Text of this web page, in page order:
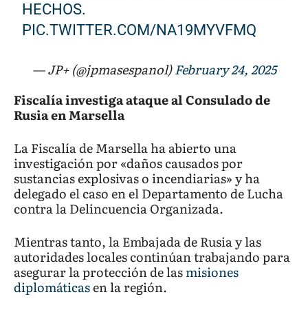
HECHOS.
PIC.TWITTER.COM/NA19MYVFMQ
— JP+ (@jpmasespanol)February 24, 2025
Fiscalía investiga ataque al Consulado de
Rusia en Marsella
La Fiscalía de Marsella ha abierto una
investigación por «daños causados por
sustancias explosivas o incendiarias» y ha
delegado el caso en el Departamento de Lucha
contra la Delincuencia Organizada.
Mientras tanto, la Embajada de Rusia y las
autoridades locales continúan trabajando para
asegurar la protección de lasmisiones
diplomáticasen la región.